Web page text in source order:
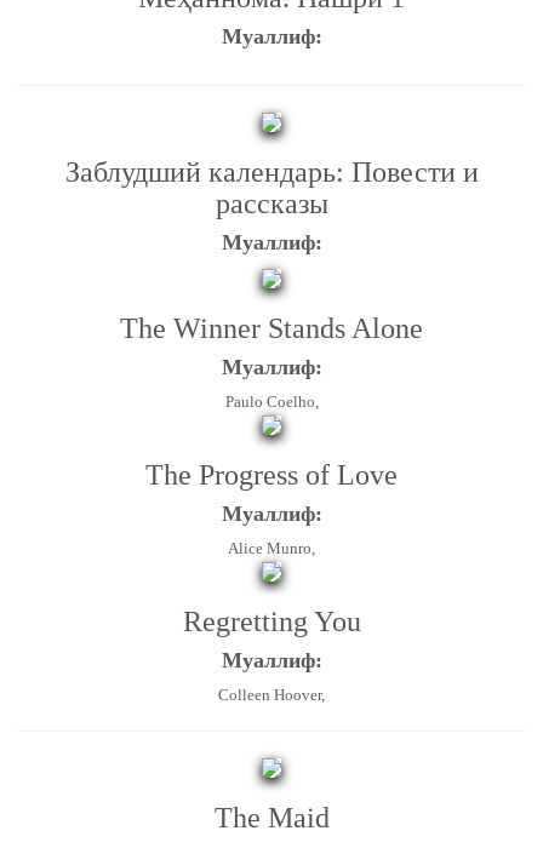
Муаллиф:
Заблудший календарь: Повести и
рассказы
Муаллиф:
The Winner Stands Alone
Муаллиф:
Paulo Coelho,
The Progress of Love
Муаллиф:
Alice Munro,
Regretting You
Муаллиф:
Colleen Hoover,
The Maid